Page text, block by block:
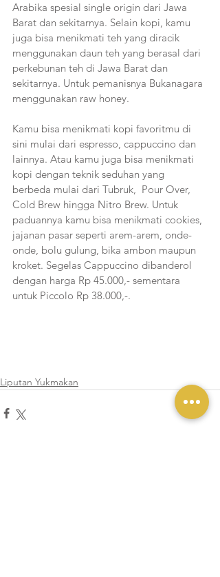
Arabika spesial single origin dari Jawa
Barat dan sekitarnya. Selain kopi, kamu
juga bisa menikmati teh yang diracik
menggunakan daun teh yang berasal dari
perkebunan teh di Jawa Barat dan
sekitarnya. Untuk pemanisnya Bukanagara
menggunakan raw honey.
Kamu bisa menikmati kopi favoritmu di
sini mulai dari espresso, cappuccino dan
lainnya. Atau kamu juga bisa menikmati
kopi dengan teknik seduhan yang
berbeda mulai dari Tubruk,  Pour Over,
Cold Brew hingga Nitro Brew. Untuk
paduannya kamu bisa menikmati cookies,
jajanan pasar seperti arem-arem, onde-
onde, bolu gulung, bika ambon maupun
kroket. Segelas Cappuccino dibanderol
dengan harga Rp 45.000,- sementara
untuk Piccolo Rp 38.000,-.
Liputan Yukmakan